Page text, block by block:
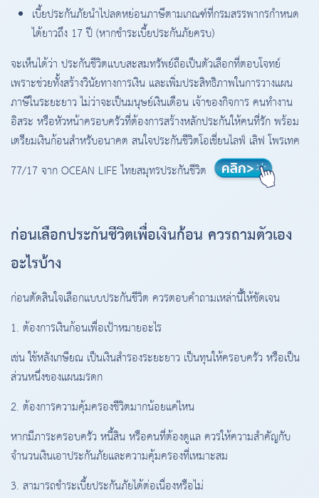
เบี้ยประกันภัยนำไปลดหย่อนภาษีตามเกณฑ์ที่กรมสรรพากรกำหนด
ได้ยาวถึง 17 ปี (หากชำระเบี้ยประกันภัยครบ)
จะเห็นได้ว่า ประกันชีวิตแบบสะสมทรัพย์ถือเป็นตัวเลือกที่ตอบโจทย์
เพราะช่วยทั้งสร้างวินัยทางการเงิน และเพิ่มประสิทธิภาพในการวางแผน
ภาษีในระยะยาว ไม่ว่าจะเป็นมนุษย์เงินเดือน เจ้าของกิจการ คนทำงาน
อิสระ หรือหัวหน้าครอบครัวที่ต้องการสร้างหลักประกันให้คนที่รัก พร้อม
เตรียมเงินก้อนสำหรับอนาคต สนใจประกันชีวิตโอเชี่ยนไลฟ์ เลิฟ โพรเทค
77/17 จาก OCEAN LIFE ไทยสมุทรประกันชีวิต
ก่อนเลือกประกันชีวิตเพื่อเงินก้อน ควรถามตัวเอง
อะไรบ้าง
ก่อนตัดสินใจเลือกแบบประกันชีวิต ควรตอบคำถามเหล่านี้ให้ชัดเจน
1. ต้องการเงินก้อนเพื่อเป้าหมายอะไร
เช่น ใช้หลังเกษียณ เป็นเงินสำรองระยะยาว เป็นทุนให้ครอบครัว หรือเป็น
ส่วนหนึ่งของแผนมรดก
2. ต้องการความคุ้มครองชีวิตมากน้อยแค่ไหน
หากมีภาระครอบครัว หนี้สิน หรือคนที่ต้องดูแล ควรให้ความสำคัญกับ
จำนวนเงินเอาประกันภัยและความคุ้มครองที่เหมาะสม
3. สามารถชำระเบี้ยประกันภัยได้ต่อเนื่องหรือไม่